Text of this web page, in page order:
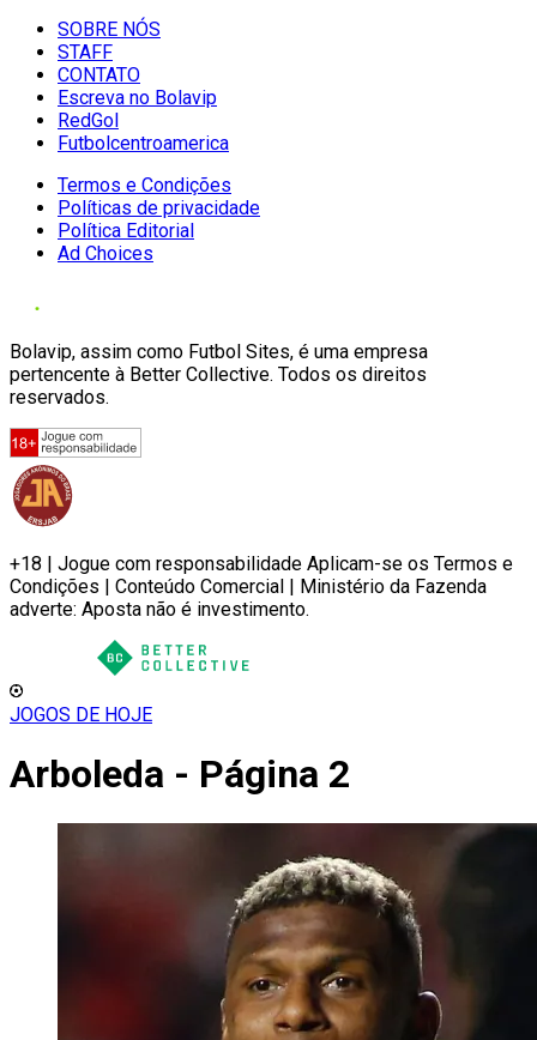
SOBRE NÓS
STAFF
CONTATO
Escreva no Bolavip
RedGol
Futbolcentroamerica
Termos e Condições
Políticas de privacidade
Política Editorial
Ad Choices
Bolavip, assim como Futbol Sites, é uma empresa
pertencente à Better Collective. Todos os direitos
reservados.
+18 | Jogue com responsabilidade Aplicam-se os Termos e
Condições | Conteúdo Comercial | Ministério da Fazenda
adverte: Aposta não é investimento.
JOGOS DE HOJE
Arboleda - Página 2